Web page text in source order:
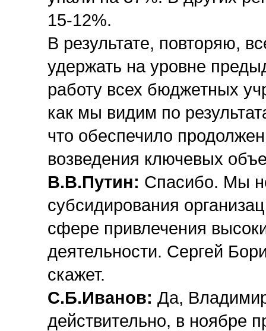
15-12%.
В результате, повторяю,
удержать на уровне
работу всех бюджетных
как мы видим по
что обеспечило
возведения ключевых
В.В.Путин: Спасибо. Мы
субсидирования
сфере привлечения
деятельности. Сергей
скажет.
С.Б.Иванов: Да,
действительно, в ноябре